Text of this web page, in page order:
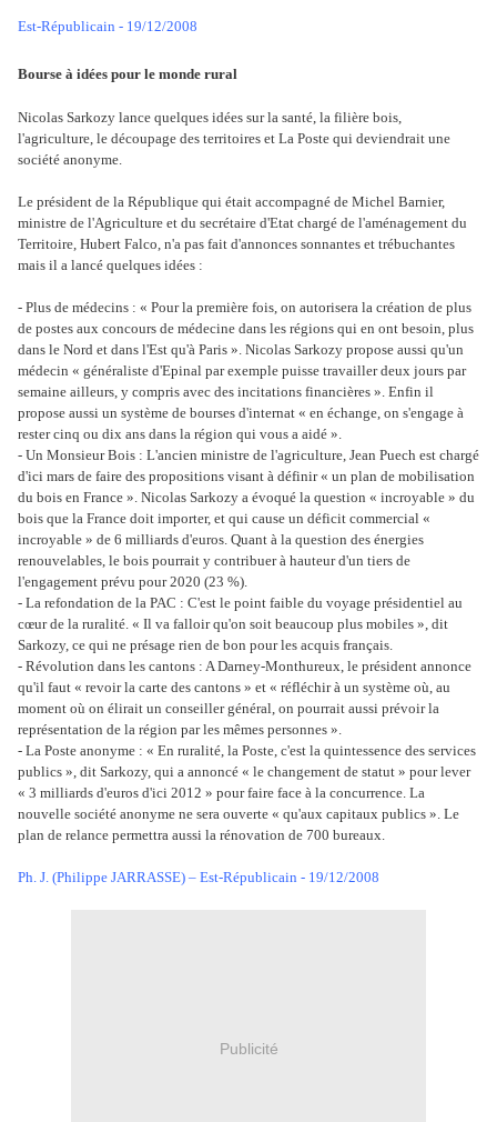
Est-Républicain - 19/12/2008
Bourse à idées pour le monde rural
Nicolas Sarkozy lance quelques idées sur la santé, la filière bois,
l'agriculture, le découpage des territoires et La Poste qui deviendrait une
société anonyme.
Le président de la République qui était accompagné de Michel Barnier,
ministre de l'Agriculture et du secrétaire d'Etat chargé de l'aménagement du
Territoire, Hubert Falco, n'a pas fait d'annonces sonnantes et trébuchantes
mais il a lancé quelques idées :
- Plus de médecins : « Pour la première fois, on autorisera la création de plus
de postes aux concours de médecine dans les régions qui en ont besoin, plus
dans le Nord et dans l'Est qu'à Paris ». Nicolas Sarkozy propose aussi qu'un
médecin « généraliste d'Epinal par exemple puisse travailler deux jours par
semaine ailleurs, y compris avec des incitations financières ». Enfin il
propose aussi un système de bourses d'internat « en échange, on s'engage à
rester cinq ou dix ans dans la région qui vous a aidé ».
- Un Monsieur Bois : L'ancien ministre de l'agriculture, Jean Puech est chargé
d'ici mars de faire des propositions visant à définir « un plan de mobilisation
du bois en France ». Nicolas Sarkozy a évoqué la question « incroyable » du
bois que la France doit importer, et qui cause un déficit commercial «
incroyable » de 6 milliards d'euros. Quant à la question des énergies
renouvelables, le bois pourrait y contribuer à hauteur d'un tiers de
l'engagement prévu pour 2020 (23 %).
- La refondation de la PAC : C'est le point faible du voyage présidentiel au
cœur de la ruralité. « Il va falloir qu'on soit beaucoup plus mobiles », dit
Sarkozy, ce qui ne présage rien de bon pour les acquis français.
- Révolution dans les cantons : A Darney-Monthureux, le président annonce
qu'il faut « revoir la carte des cantons » et « réfléchir à un système où, au
moment où on élirait un conseiller général, on pourrait aussi prévoir la
représentation de la région par les mêmes personnes ».
- La Poste anonyme : « En ruralité, la Poste, c'est la quintessence des services
publics », dit Sarkozy, qui a annoncé « le changement de statut » pour lever
« 3 milliards d'euros d'ici 2012 » pour faire face à la concurrence. La
nouvelle société anonyme ne sera ouverte « qu'aux capitaux publics ». Le
plan de relance permettra aussi la rénovation de 700 bureaux.
Ph. J. (Philippe JARRASSE) – Est-Républicain - 19/12/2008
Publicité